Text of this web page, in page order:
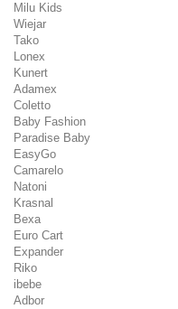
Milu Kids
Wiejar
Tako
Lonex
Kunert
Adamex
Coletto
Baby Fashion
Paradise Baby
EasyGo
Camarelo
Natoni
Krasnal
Bexa
Euro Cart
Expander
Riko
ibebe
Adbor